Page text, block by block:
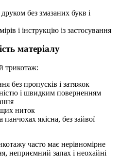
без змазаних букв і
і інструкцію із застосування
матеріалу
трикотаж:
без пропусків і затяжок
і швидким поверненням
ниток
якісна, без зайвої
часто має нерівномірне
неприємний запах і неохайні